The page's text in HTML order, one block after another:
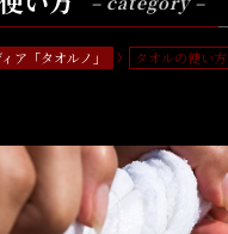
ア「タオルノ」 タオルの使い方